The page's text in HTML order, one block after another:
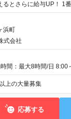
とさらに給与UP！ 1
ルイメージ＞ ■月収50万
区在住)※元建築関係 1日
浜町
式会社
間：最大8時間/日 8:00
勤務（場所次第では週
の勤務可能性有り ※案件
上の大量募集
応募する